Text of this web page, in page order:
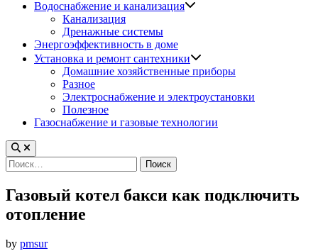
Водоснабжение и канализация
Канализация
Дренажные системы
Энергоэффективность в доме
Установка и ремонт сантехники
Домашние хозяйственные приборы
Разное
Электроснабжение и электроустановки
Полезное
Газоснабжение и газовые технологии
Найти:
Газовый котел бакси как подключить
отопление
by pmsur